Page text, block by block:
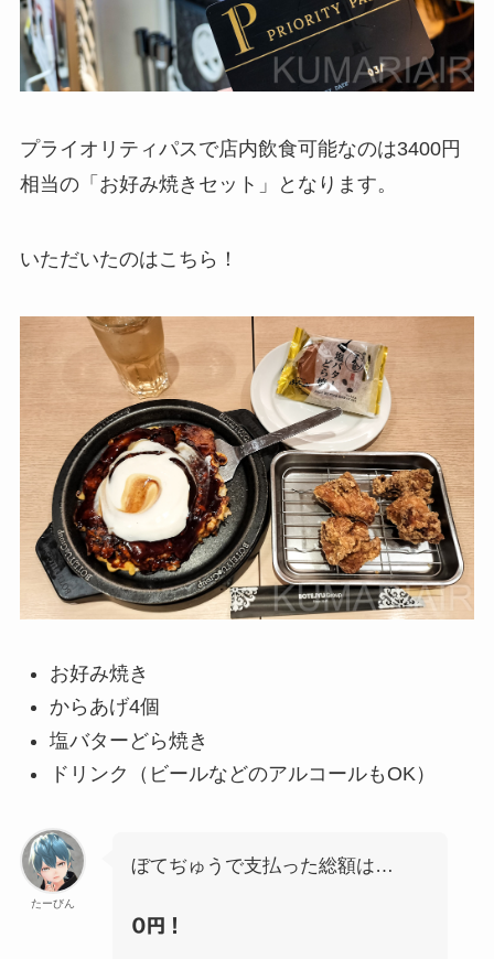
プライオリティパスで店内飲食可能なのは3400円
相当の「お好み焼きセット」となります。
いただいたのはこちら！
お好み焼き
からあげ4個
塩バターどら焼き
ドリンク（ビールなどのアルコールもOK）
たーびん
ぼてぢゅうで支払った総額は…
0円！